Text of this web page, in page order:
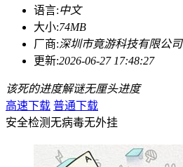
语言:中文
大小:74MB
厂商:深圳市竟游科技有限公司
更新:2026-06-27 17:48:27
该死的进度解谜无厘头进度
高速下载 普通下载
安全检测无病毒无外挂